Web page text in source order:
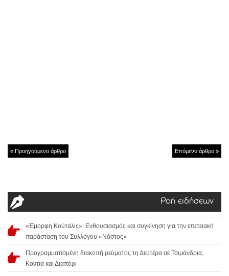
Προηγούμενο άρθρο Επόμενο άρθρο
Ροή ειδήσεων
«Έμορφη Κούταλις»: Ενθουσιασμός και συγκίνηση για την επετειακή
παράσταση του Συλλόγου «Νόστος»
Προγραμματισμένη διακοπή ρεύματος τη Δευτέρα σε Τσιμάνδρια,
Κοντιά και Διαπόρι